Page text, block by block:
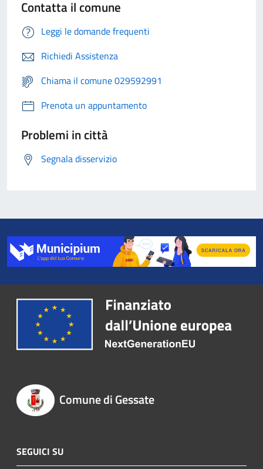
Contatta il comune
Leggi le domande frequenti
Richiedi Assistenza
Chiama il comune 029592991
Prenota un appuntamento
Problemi in città
Segnala disservizio
Comune di Gessate
SEGUICI SU